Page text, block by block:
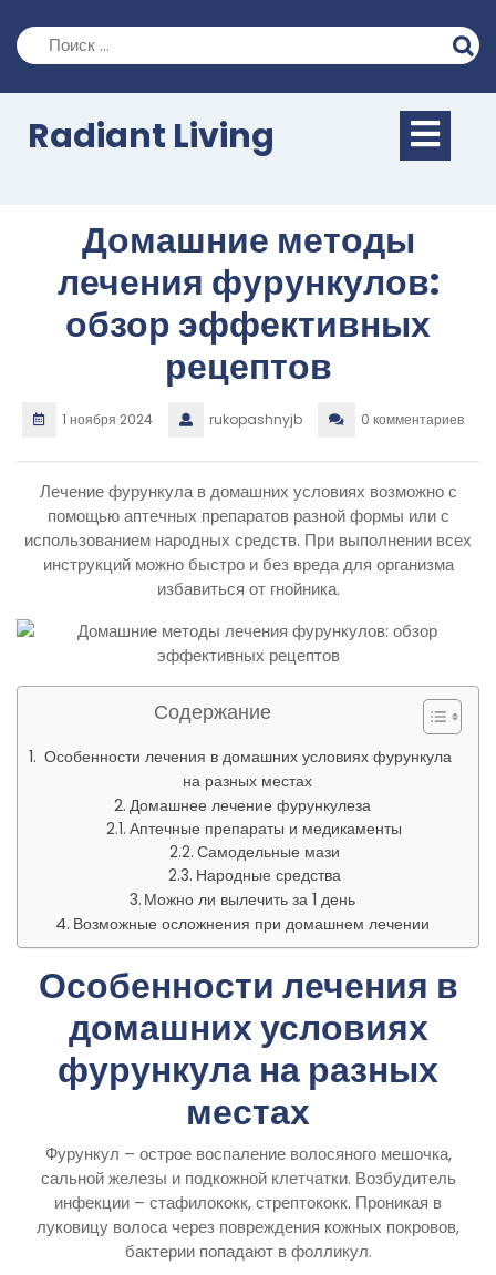
содержимому
Radiant Living
Домашние методы
лечения фурункулов:
обзор эффективных
рецептов
1 ноября 2024 rukopashnyjb 0 комментариев
Лечение фурункула в домашних условиях возможно с
помощью аптечных препаратов разной формы или с
использованием народных средств. При выполнении всех
инструкций можно быстро и без вреда для организма
избавиться от гнойника.
Содержание
Особенности лечения в домашних условиях фурункула
на разных местах
Домашнее лечение фурункулеза
Аптечные препараты и медикаменты
Самодельные мази
Народные средства
Можно ли вылечить за 1 день
Возможные осложнения при домашнем лечении
Особенности лечения в
домашних условиях
фурункула на разных
местах
Фурункул – острое воспаление волосяного мешочка,
сальной железы и подкожной клетчатки. Возбудитель
инфекции – стафилококк, стрептококк. Проникая в
луковицу волоса через повреждения кожных покровов,
бактерии попадают в фолликул.